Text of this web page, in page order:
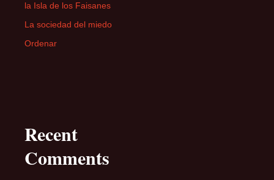
la Isla de los Faisanes
La sociedad del miedo
Ordenar
Recent
Comments